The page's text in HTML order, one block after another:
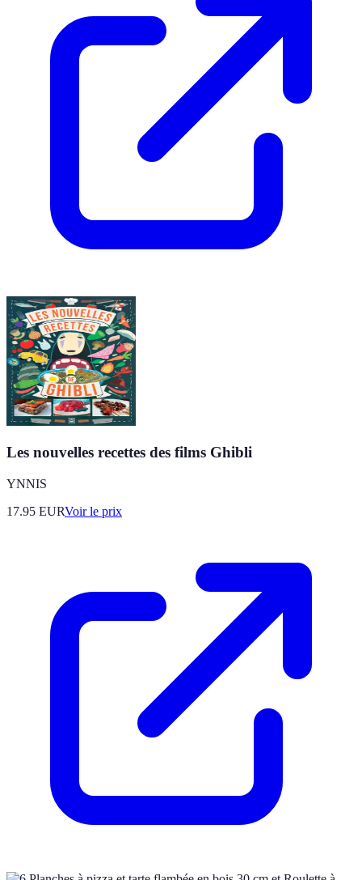
Les nouvelles recettes des films Ghibli
YNNIS
17.95 EURVoir le prix